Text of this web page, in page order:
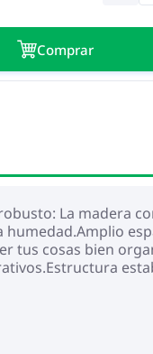
Сomprar
La madera
tus cosas bien